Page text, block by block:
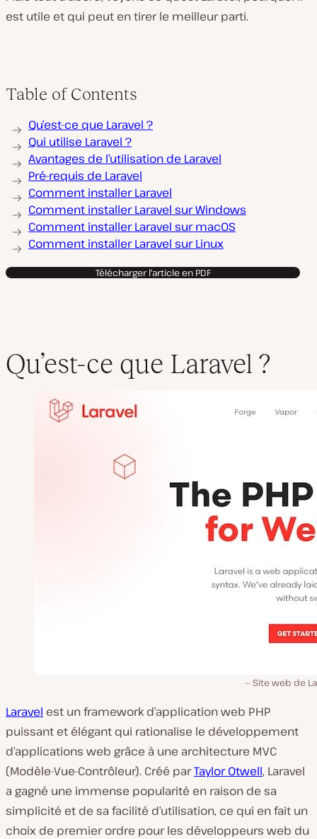
est utile et qui peut en tirer le meilleur parti.
Table of Contents
Qu’est-ce que Laravel ?
Qui utilise Laravel ?
Avantages de l’utilisation de Laravel
Pré-requis de Laravel
Comment installer Laravel
Comment installer Laravel sur Windows
Comment installer Laravel sur macOS
Comment installer Laravel sur Linux
Télécharger l'article en PDF
Qu’est-ce que Laravel ?
Site web de
Laravel est un framework d’application web PHP
puissant et élégant qui rationalise le développement
d’applications web grâce à une architecture MVC
(Modèle-Vue-Contrôleur). Créé parTaylor Otwell, Laravel
a gagné une immense popularité en raison de sa
simplicité et de sa facilité d’utilisation, ce qui en fait un
choix de premier ordre pour les développeurs web du